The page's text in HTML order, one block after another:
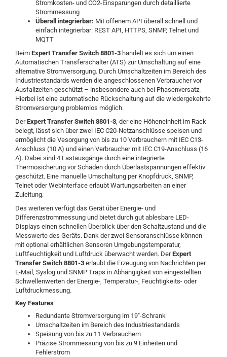
Stromkosten- und CO2-Einsparungen durch detaillierte
Strommessung
Überall integrierbar: Mit offenem API überall schnell und
einfach integrierbar: REST API, HTTPS, SNMP, Telnet und
MQTT
Beim Expert Transfer Switch 8801-3 handelt es sich um einen
Automatischen Transferschalter (ATS) zur Umschaltung auf eine
alternative Stromversorgung. Durch Umschaltzeiten im Bereich des
Industriestandards werden die angeschlossenen Verbraucher vor
Ausfallzeiten geschützt – insbesondere auch bei Phasenversatz.
Hierbei ist eine automatische Rückschaltung auf die wiedergekehrte
Stromversorgung problemlos möglich.
DerExpert Transfer Switch 8801-3, der eine Höheneinheit im Rack
belegt, lässt sich über zwei IEC C20-Netzanschlüsse speisen und
ermöglicht die Vesorgung von bis zu 10 Verbrauchern mit IEC C13-
Anschluss (10 A) und einen Verbraucher mit IEC C19-Anschluss (16
A). Dabei sind 4 Lastausgänge durch eine integrierte
Thermosicherung vor Schäden durch Überlastspannungen effektiv
geschützt. Eine manuelle Umschaltung per Knopfdruck, SNMP,
Telnet oder Webinterface erlaubt Wartungsarbeiten an einer
Zuleitung.
Des weiteren verfügt das Gerät über Energie- und
Differenzstrommessung und bietet durch gut ablesbare LED-
Displays einen schnellen Überblick über den Schaltzustand und die
Messwerte des Geräts. Dank der zwei Sensoranschlüsse können
mit optional erhältlichen Sensoren Umgebungstemperatur,
Luftfeuchtigkeit und Luftdruck überwacht werden. DerExpert
Transfer Switch 8801-3 erlaubt die Erzeugung von Nachrichten per
E-Mail, Syslog und SNMP Traps in Abhängigkeit von eingestellten
Schwellenwerten der Energie-, Temperatur-, Feuchtigkeits- oder
Luftdruckmessung.
Key Features
Redundante Stromversorgung im 19″-Schrank
Umschaltzeiten im Bereich des Industriestandards
Speisung von bis zu 11 Verbrauchern
Präzise Strommessung von bis zu 9 Einheiten und
Fehlerstrom